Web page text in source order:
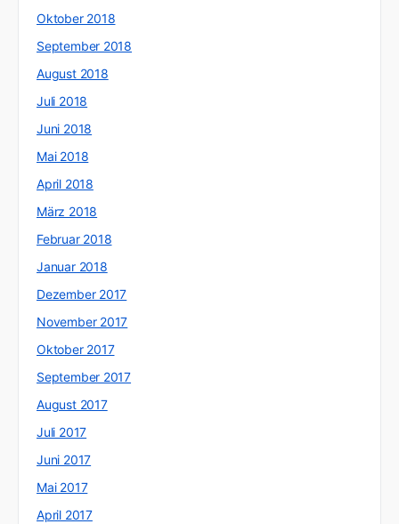
Oktober 2018
September 2018
August 2018
Juli 2018
Juni 2018
Mai 2018
April 2018
März 2018
Februar 2018
Januar 2018
Dezember 2017
November 2017
Oktober 2017
September 2017
August 2017
Juli 2017
Juni 2017
Mai 2017
April 2017